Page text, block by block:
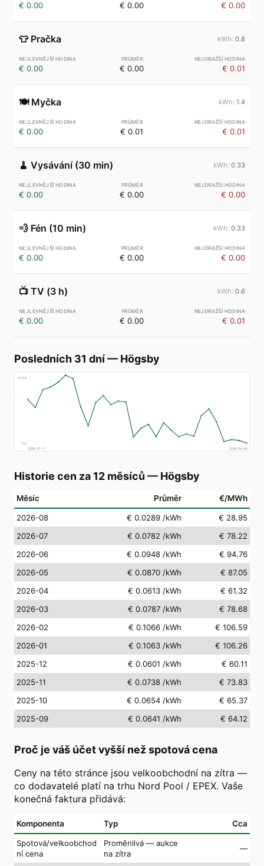
€ 0.00 € 0.00 € 0.00
👕 Pračka 0.8
€ 0.00 € 0.00 € 0.01
🍽️ Myčka 1.4
€ 0.00 € 0.01 € 0.01
🧹 Vysávání (30 min) 0.33
€ 0.00 € 0.00 € 0.00
💨 Fén (10 min) 0.33
€ 0.00 € 0.00 € 0.00
📺 TV (3 h) 0.6
€ 0.00 € 0.00 € 0.01
Posledních 31 dní— Högsby
€148
€4
2026-07-11
2026-08-09
Historie cen za 12 měsíců — Högsby
Měsíc Průměr €/MWh
2026-08 € 0.0289 /kWh
€ 28.95
2026-07
€ 0.0782 /kWh
€ 78.22
2026-06
€ 0.0948 /kWh
€ 94.76
2026-05
€ 0.0870 /kWh
€ 87.05
2026-04
€ 0.0613 /kWh
€ 61.32
2026-03
€ 0.0787 /kWh
€ 78.68
2026-02
€ 0.1066 /kWh
€ 106.59
2026-01
€ 0.1063 /kWh
€ 106.26
2025-12
€ 0.0601 /kWh
€ 60.11
2025-11
€ 0.0738 /kWh
€ 73.83
2025-10
€ 0.0654 /kWh
€ 65.37
2025-09
€ 0.0641 /kWh € 64.12
Proč je váš účet vyšší než spotová cena
Ceny na této stránce jsou velkoobchodní na zítra —
co dodavatelé platí na trhu Nord Pool / EPEX. Vaše
konečná faktura přidává:
Komponenta Typ Cca
Spotová/velkoobchod
ní cena
Proměnlivá — aukce
na zítra
—